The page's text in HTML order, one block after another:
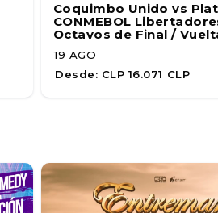
Coquimbo Unido vs
CONMEBOL
Octavos de Final /
19 AGO
Desde: CLP 16.071 CLP